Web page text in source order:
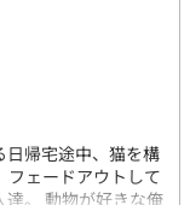
帰宅途中、猫を構
フェードアウトして
。 動物が好きな俺